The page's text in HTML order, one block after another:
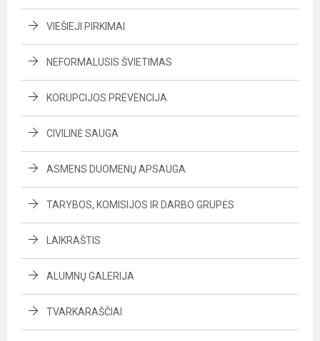
VIEŠIEJI PIRKIMAI
NEFORMALUSIS ŠVIETIMAS
KORUPCIJOS PREVENCIJA
CIVILINĖ SAUGA
ASMENS DUOMENŲ APSAUGA
TARYBOS, KOMISIJOS IR DARBO GRUPĖS
LAIKRAŠTIS
ALUMNŲ GALERIJA
TVARKARAŠČIAI